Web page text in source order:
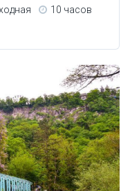
10 часов